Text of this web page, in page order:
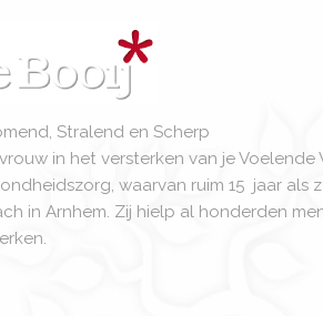
Stralend en Scherp
in het versterken van je
waarvan ruim 15 jaar als
in Arnhem. Zij hielp al honderden